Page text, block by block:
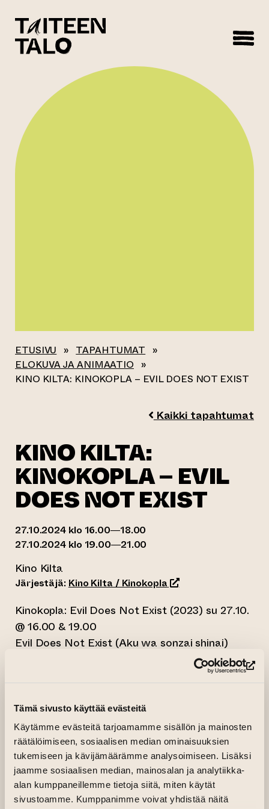
Tämä sivusto käyttää evästeitä
Käytämme evästeitä tarjoamamme sisällön ja mainosten
räätälöimiseen, sosiaalisen median ominaisuuksien
tukemiseen ja kävijämäärämme analysoimiseen. Lisäksi
jaamme sosiaalisen median, mainosalan ja analytiikka-
alan kumppaneillemme tietoja siitä, miten käytät
sivustoamme. Kumppanimme voivat yhdistää näitä
ETUSIVU » TAPAHTUMAT »
ELOKUVA JA ANIMAATIO »
KINO KILTA: KINOKOPLA – EVIL DOES NOT EXIST
Kaikki tapahtumat
KINO KILTA:
KINOKOPLA – EVIL
DOES NOT EXIST
27.10.2024 klo 16.00—18.00
27.10.2024 klo 19.00—21.00
Kino Kilta
Järjestäjä: Kino Kilta / Kinokopla(siirtyy toiseen
Kinokopla: Evil Does Not Exist (2023) su 27.10.
@ 16.00 & 19.00
Evil Does Not Exist (Aku wa sonzai shinai)
Starring: Hitoshi Omika, Ryo Nishikawa, Ryuji
Kosaka, Ayaka Shibutani
K-12
106 min
Spoken languages: Japanese (English subtitles)
Tickets: 8 €